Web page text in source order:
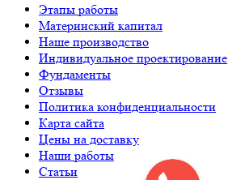
Этапы работы
Материнский капитал
Наше производство
Индивидуальное проектирование
Фундаменты
Отзывы
Политика конфиденциальности
Карта сайта
Цены на доставку
Наши работы
Статьи